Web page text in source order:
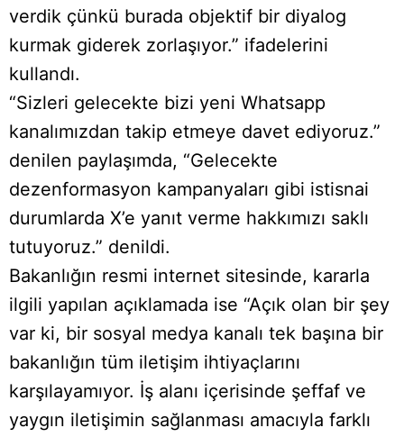
verdik çünkü burada objektif bir diyalog
kurmak giderek zorlaşıyor.” ifadelerini
kullandı.
“Sizleri gelecekte bizi yeni Whatsapp
kanalımızdan takip etmeye davet ediyoruz.”
denilen paylaşımda, “Gelecekte
dezenformasyon kampanyaları gibi istisnai
durumlarda X’e yanıt verme hakkımızı saklı
tutuyoruz.” denildi.
Bakanlığın resmi internet sitesinde, kararla
ilgili yapılan açıklamada ise “Açık olan bir şey
var ki, bir sosyal medya kanalı tek başına bir
bakanlığın tüm iletişim ihtiyaçlarını
karşılayamıyor. İş alanı içerisinde şeffaf ve
yaygın iletişimin sağlanması amacıyla farklı